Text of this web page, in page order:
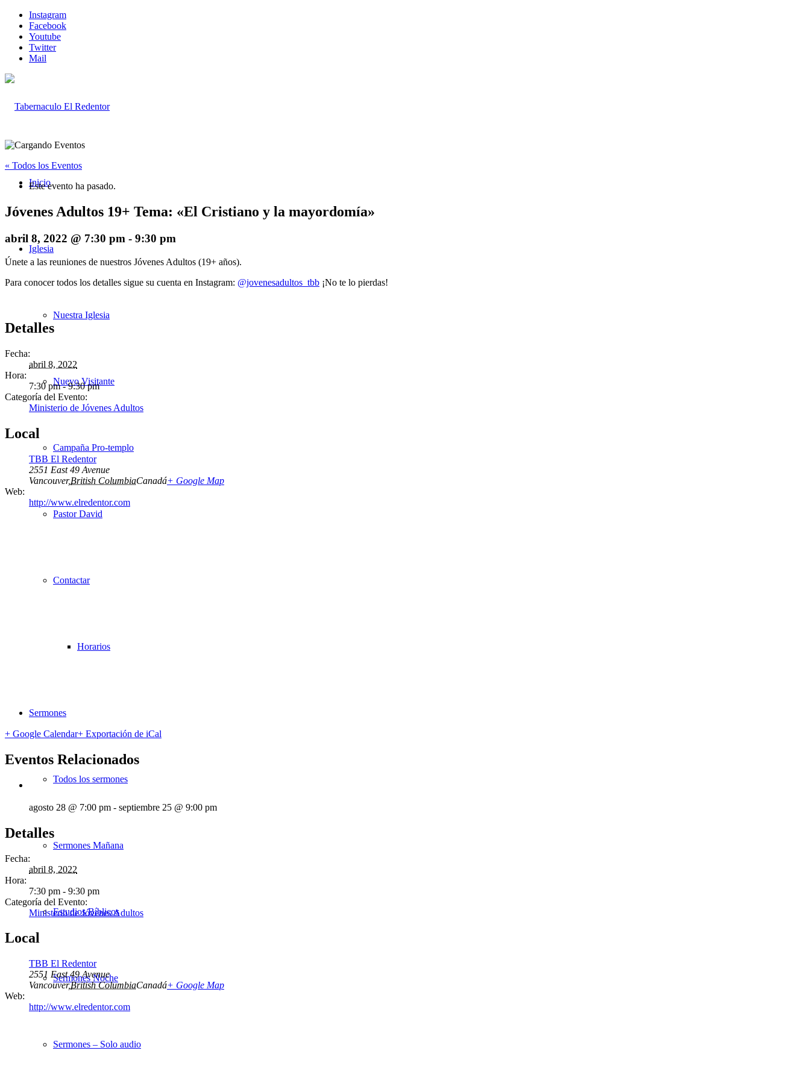
Instagram
Facebook
Youtube
Twitter
Mail
Inicio
Iglesia
Nuestra Iglesia
Nuevo Visitante
Campaña Pro-templo
Pastor David
Contactar
Horarios
Sermones
Todos los sermones
Sermones Mañana
Estudios Bíblicos
Sermones Noche
Sermones – Solo audio
« Todos los Eventos
Este evento ha pasado.
Jóvenes Adultos 19+ Tema: «El Cristiano y la mayordomía»
abril 8, 2022 @ 7:30 pm - 9:30 pm
Únete a las reuniones de nuestros Jóvenes Adultos (19+ años).
Para conocer todos los detalles sigue su cuenta en Instagram: @jovenesadultos_tbb ¡No te lo pierdas!
Detalles
Fecha:
abril 8, 2022
Hora:
7:30 pm - 9:30 pm
Categoría del Evento:
Ministerio de Jóvenes Adultos
Local
TBB El Redentor
2551 East 49 Avenue
Vancouver,British ColumbiaCanadá+ Google Map
Web:
http://www.elredentor.com
+ Google Calendar+ Exportación de iCal
Eventos Relacionados
agosto 28 @ 7:00 pm - septiembre 25 @ 9:00 pm
Detalles
Fecha:
abril 8, 2022
Hora:
7:30 pm - 9:30 pm
Categoría del Evento:
Ministerio de Jóvenes Adultos
Local
TBB El Redentor
2551 East 49 Avenue
Vancouver,British ColumbiaCanadá+ Google Map
Web:
http://www.elredentor.com